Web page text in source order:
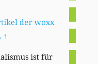
der woxx
↑
ist für